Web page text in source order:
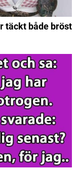
täckt både bröst